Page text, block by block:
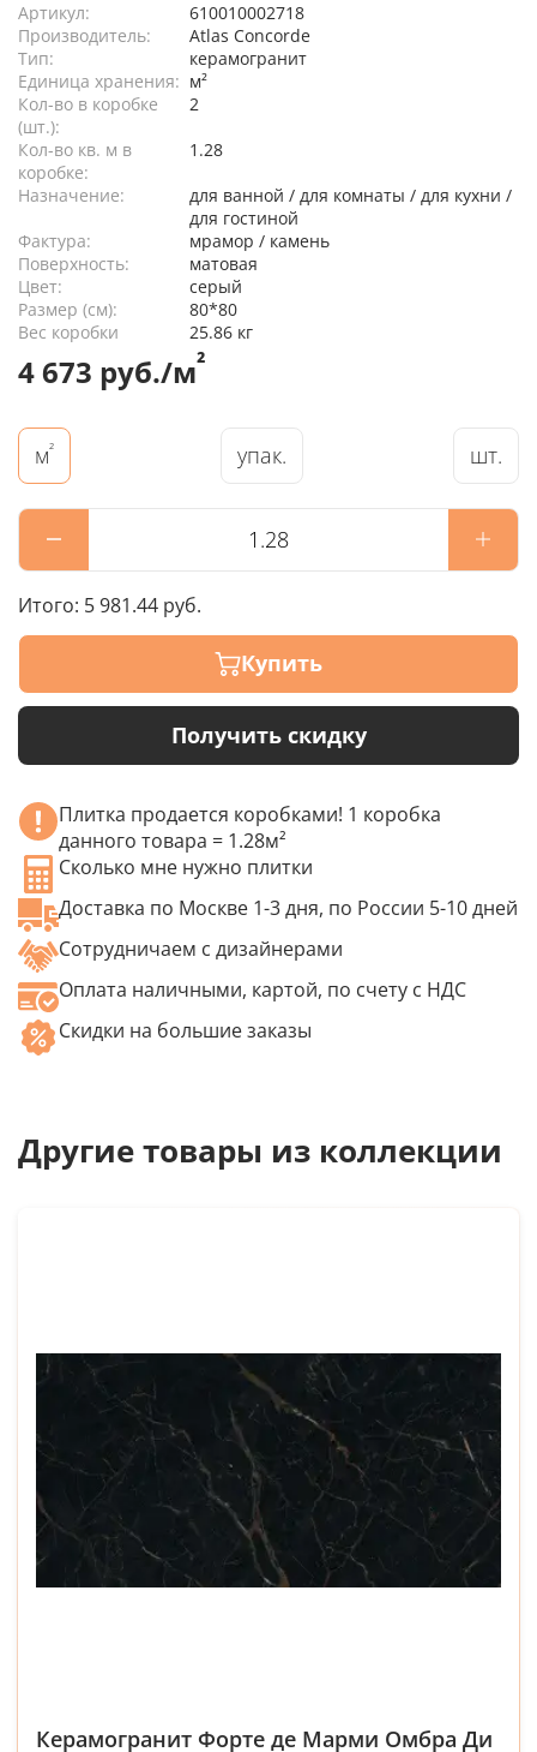
Артикул:
610010002718
Производитель:
Atlas Concorde
Тип:
керамогранит
Единица хранения: м²
Кол-во в коробке
(шт.):
2
Кол-во кв. м в
коробке:
1.28
Назначение:
для ванной / для комнаты / для кухни /
для гостиной
Фактура:
мрамор / камень
Поверхность:
матовая
Цвет:
серый
Размер (см):
80*80
Вес коробки
25.86 кг
4 673 руб./м²
м² упак. шт.
Итого: 5 981.44 руб.
Купить
Получить скидку
Плитка продается коробками! 1 коробка
данного товара = 1.28м²
Сколько мне нужно плитки
Доставка по Москве 1-3 дня, по России 5-10 дней
Сотрудничаем с дизайнерами
Оплата наличными, картой, по счету с НДС
Скидки на большие заказы
Другие товары из коллекции
Керамогранит Форте де Марми Омбра Ди